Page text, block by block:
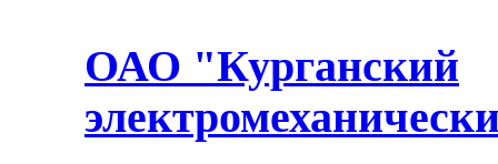
ОАО "Курганский